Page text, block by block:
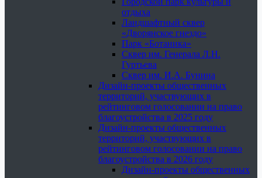
отдыха
Ландшафтный сквер
«Дворянское гнездо»
Парк «Ботаника»
Сквер им. Генерала Л.Н.
Гуртьева
Сквер им. И.А. Бунина
Дизайн-проекты общественных
территорий, участвующих в
рейтинговом голосовании на право
благоустройства в 2025 году
Дизайн-проекты общественных
территорий, участвующих в
рейтинговом голосовании на право
благоустройства в 2026 году
Дизайн-проекты общественных